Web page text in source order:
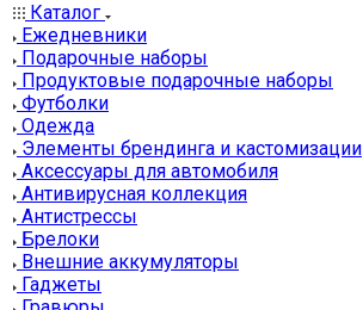
Каталог
Ежедневники
Подарочные наборы
Продуктовые подарочные наборы
Футболки
Одежда
Элементы брендинга и кастомизации
Аксессуары для автомобиля
Антивирусная коллекция
Антистрессы
Брелоки
Внешние аккумуляторы
Гаджеты